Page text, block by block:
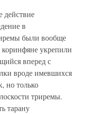
действие
в
были вообще
укрепили
вперед с
вроде имевшихся
но только
триремы.
тарану